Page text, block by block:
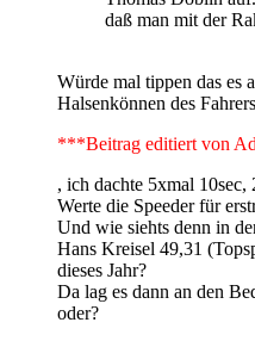
daß man mit der
Würde mal tippen das es
Halsenkönnen des
***Beitrag editiert von
, ich dachte 5xmal
Werte die Speeder für
Und wie siehts denn in
Hans Kreisel 49,31
dieses Jahr?
Da lag es dann an den
oder?